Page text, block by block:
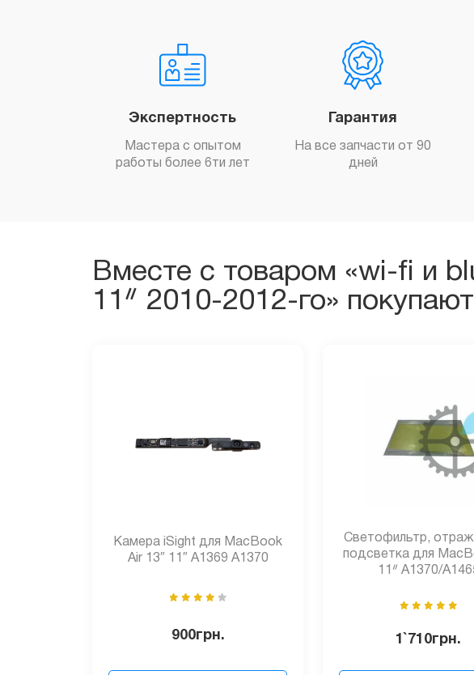
Экспертность
Мастера с опытом
работы более 6ти лет
Гарантия
На все запчасти от 90
дней
Вместе с товаром «wi-fi и
11ᐥ 2010-2012-го» покупают
Камера iSight для MacBook
Air 13″ 11″ A1369 A1370
900грн.
Светофильтр,
подсветка для
11ᐥ A1370/
1`710грн.